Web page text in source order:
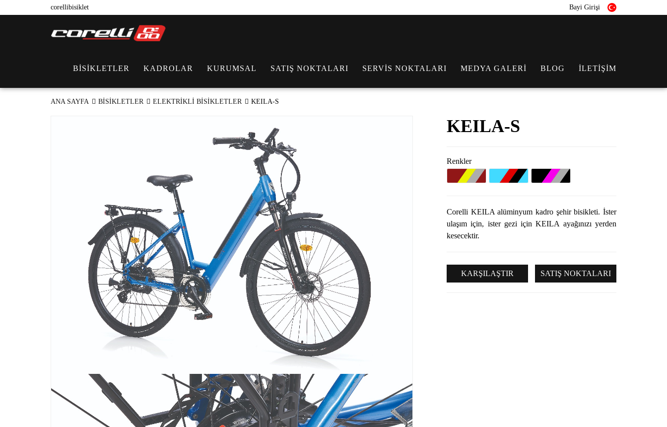
corellibisiklet Bayi Girişi
BİSİKLETLER KADROLAR KURUMSAL SATIŞ NOKTALARI SERVİS NOKTALARI MEDYA GALERİ BLOG İLETİŞİM
ANA SAYFA BİSİKLETLER ELEKTRİKLİ BİSİKLETLER KEILA-S
KEILA-S
Renkler
Corelli KEILA alüminyum kadro şehir bisikleti. İster
ulaşım için, ister gezi için KEILA ayağınızı yerden
kesecektir.
KARŞILAŞTIR SATIŞ NOKTALARI